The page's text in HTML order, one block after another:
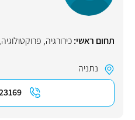
תחום ראשי:כירורגיה, פרוקטולוגיה,
נתניה